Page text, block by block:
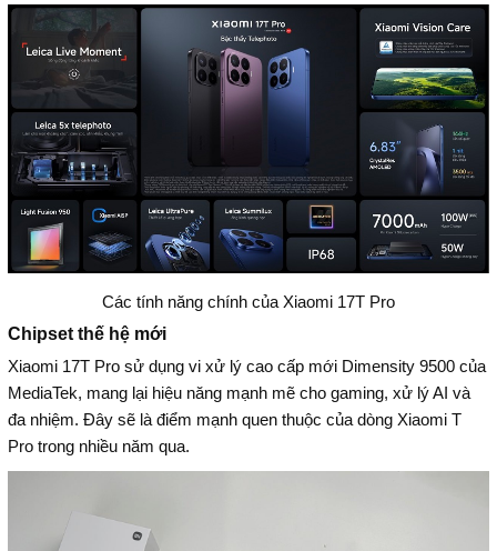
Các tính năng chính của Xiaomi 17T Pro
Chipset thế hệ mới
Xiaomi 17T Pro sử dụng vi xử lý cao cấp mới Dimensity 9500 của
MediaTek, mang lại hiệu năng mạnh mẽ cho gaming, xử lý AI và
đa nhiệm. Đây sẽ là điểm mạnh quen thuộc của dòng Xiaomi T
Pro trong nhiều năm qua.